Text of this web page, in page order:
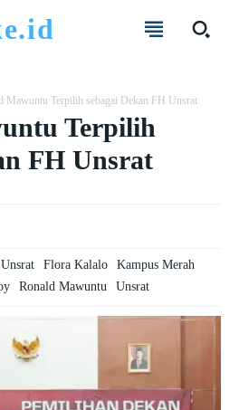
Mawuntu Terpilih sebagai Dekan FH Unsrat
Terpilih
FH Unsrat
Flora Kalalo
Kampus Merah
Ronald Mawuntu Unsrat